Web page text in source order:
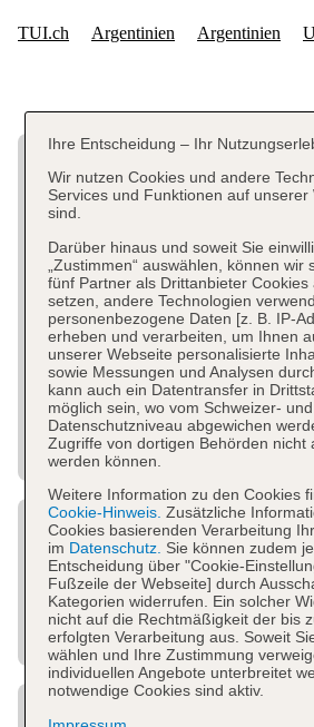
Ihre Entscheidung – Ihr
Wir nutzen Cookies und andere
Services und Funktionen auf unserer
sind.
Darüber hinaus und soweit Sie
„Zustimmen“ auswählen, können wir
fünf Partner als Drittanbieter
setzen, andere Technologien
personenbezogene Daten [z. B. IP-
erheben und verarbeiten, um Ihnen
unserer Webseite personalisierte
sowie Messungen und Analysen
kann auch ein Datentransfer in
möglich sein, wo vom Schweizer-
Datenschutzniveau abgewichen
Zugriffe von dortigen Behörden nicht
werden können.
Weitere Information zu den Cookies
Cookie-Hinweis. Zusätzliche
Cookies basierenden Verarbeitung
im Datenschutz. Sie können zudem
Entscheidung über "Cookie-
Fußzeile der Webseite] durch
Kategorien widerrufen. Ein solcher
nicht auf die Rechtmäßigkeit der bis
erfolgten Verarbeitung aus. Soweit
wählen und Ihre Zustimmung
individuellen Angebote unterbreitet
notwendige Cookies sind aktiv.